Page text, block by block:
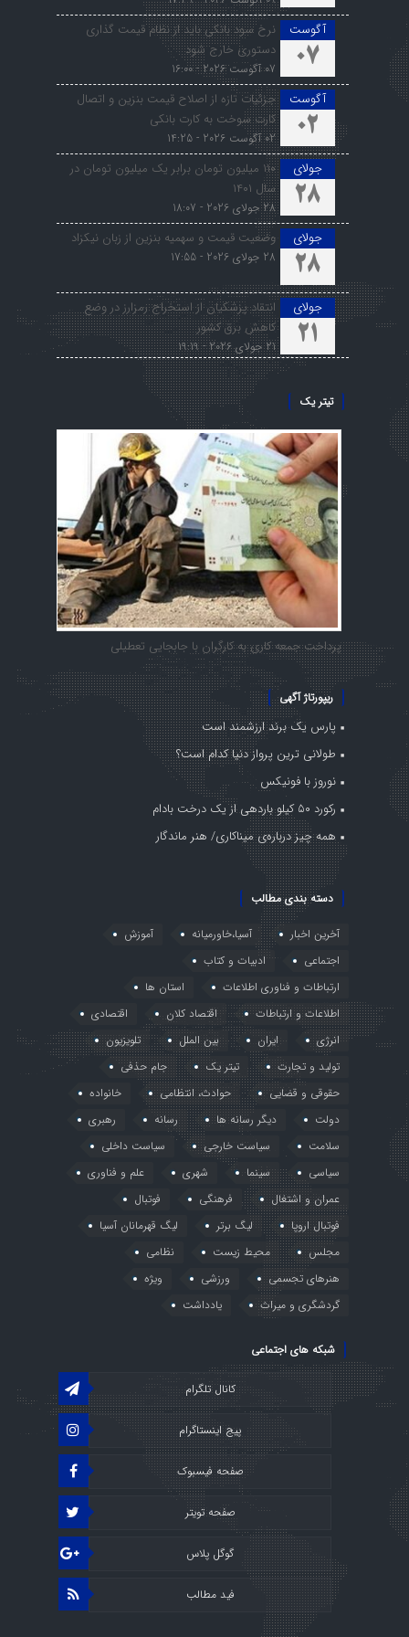
آگوست
07
نرخ سود بانکی باید از نظام قیمت گذاری
دستوری خارج شود
07 آگوست 2026 - 16:00
آگوست
02
جزئیات تازه از اصلاح قیمت بنزین و اتصال
کارت سوخت به کارت بانکی
02 آگوست 2026 - 14:25
جولای
28
۱۱۰ میلیون تومان برابر یک میلیون تومان در
سال ۱۴۰۱
28 جولای 2026 - 18:07
جولای
28
وضعیت قیمت و سهمیه بنزین از زبان نیکزاد
28 جولای 2026 - 17:55
جولای
21
انتقاد پزشکیان از استخراج رمزارز در وضع
کاهش برق کشور
21 جولای 2026 - 19:19
تیتر یک
پرداخت جمعه کاری به کارگران با جابجایی تعطیلی
ریپورتاژ آگهی
پارس یک برند ارزشمند است
طولانی ترین پرواز دنیا کدام است؟
نوروز با فونیکس
رکورد ۵۰ کیلو باردهی از یک درخت بادام
همه چیز درباره‌ی میناکاری/ هنر ماندگار
دسته بندی مطالب
آخرین اخبار آسیا،خاورمیانه
آموزش
اجتماعی
ادبیات و کتاب
ارتباطات و فناوری اطلاعات
استان ها
اطلاعات و ارتباطات
اقتصاد کلان
اقتصادی
انرژی
ایران بین الملل
تلویزیون
تولید و تجارت
تیتر یک
جام حذفی
حقوقی و قضایی
حوادث، انتظامی
خانواده
دولت
دیگر رسانه ها رسانه
رهبری
سلامت
سیاست خارجی
سیاست داخلی
سیاسی
سینما شهری
علم و فناوری
عمران و اشتغال
فرهنگی
فوتبال
فوتبال اروپا
لیگ برتر
لیگ قهرمانان آسیا
مجلس
محیط زیست
نظامی
هنرهای تجسمی
ورزشی
ویژه
گردشگری و میراث
یادداشت
شبکه های اجتماعی
کانال تلگرام
پیج اینستاگرام
صفحه فیسبوک
صفحه تویتر
گوگل پلاس
فید مطالب